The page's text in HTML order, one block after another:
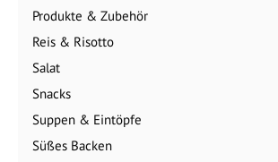
Produkte & Zubehör
Reis & Risotto
Salat
Snacks
Suppen & Eintöpfe
Süßes Backen